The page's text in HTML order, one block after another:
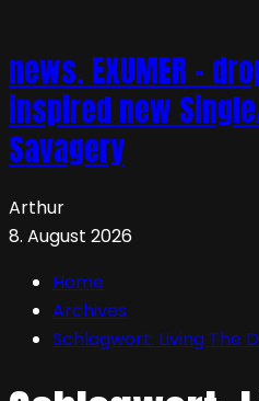
news. EXUMER –
inspired new
Savagery
Arthur
8. August 2026
Home
Archives
Schlagwort: Living The